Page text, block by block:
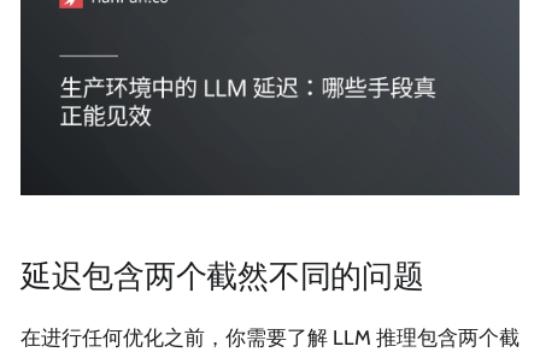
延迟包含两个截然不同的问题
在进行任何优化之前，你需要了解 LLM 推理包含两个截